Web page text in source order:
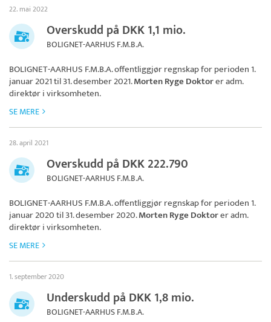
22. mai 2022
Overskudd på DKK 1,1 mio.
BOLIGNET-AARHUS F.M.B.A.
BOLIGNET-AARHUS F.M.B.A.offentliggjør regnskap for perioden 1.
januar 2021 til 31. desember 2021.Morten Ryge Doktorer adm.
direktør i virksomheten.
SE MERE
28. april 2021
Overskudd på DKK 222.790
BOLIGNET-AARHUS F.M.B.A.
BOLIGNET-AARHUS F.M.B.A.offentliggjør regnskap for perioden 1.
januar 2020 til 31. desember 2020.Morten Ryge Doktorer adm.
direktør i virksomheten.
SE MERE
1. september 2020
Underskudd på DKK 1,8 mio.
BOLIGNET-AARHUS F.M.B.A.